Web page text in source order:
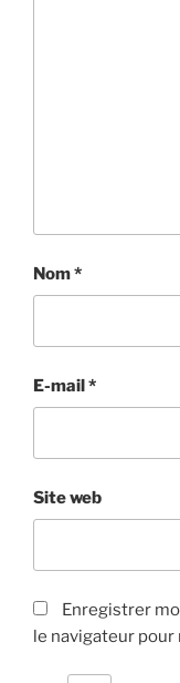
Nom*
E-mail*
Site web
Enregistrer
le navigateur